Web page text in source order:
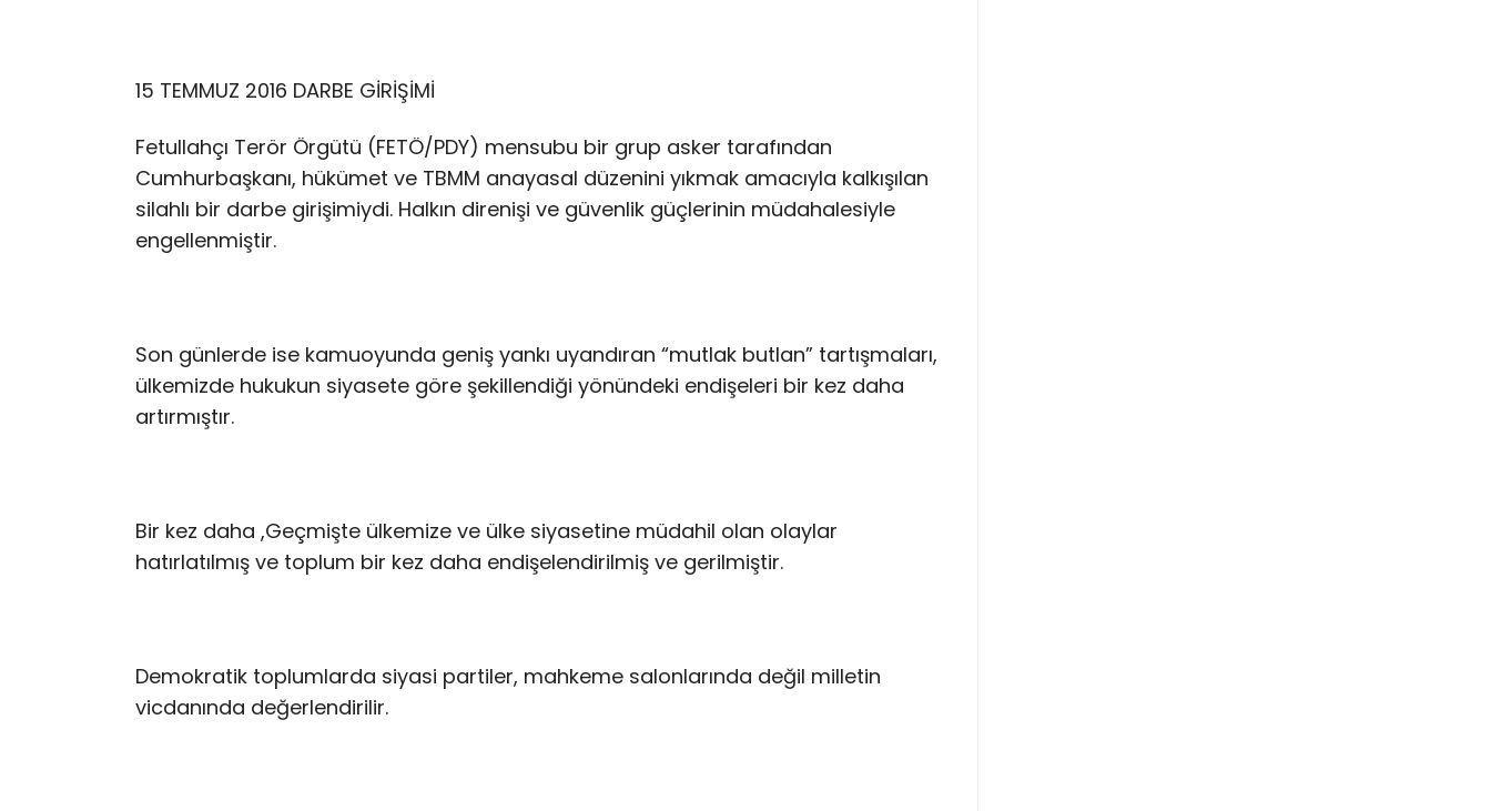
15 TEMMUZ 2016 DARBE GİRİŞİMİ
Fetullahçı Terör Örgütü (FETÖ/PDY) mensubu bir grup asker tarafından
Cumhurbaşkanı, hükümet ve TBMM anayasal düzenini yıkmak amacıyla kalkışılan
silahlı bir darbe girişimiydi. Halkın direnişi ve güvenlik güçlerinin müdahalesiyle
engellenmiştir.
Son günlerde ise kamuoyunda geniş yankı uyandıran “mutlak butlan” tartışmaları,
ülkemizde hukukun siyasete göre şekillendiği yönündeki endişeleri bir kez daha
artırmıştır.
Bir kez daha ,Geçmişte ülkemize ve ülke siyasetine müdahil olan olaylar
hatırlatılmış ve toplum bir kez daha endişelendirilmiş ve gerilmiştir.
Demokratik toplumlarda siyasi partiler, mahkeme salonlarında değil milletin
vicdanında değerlendirilir.